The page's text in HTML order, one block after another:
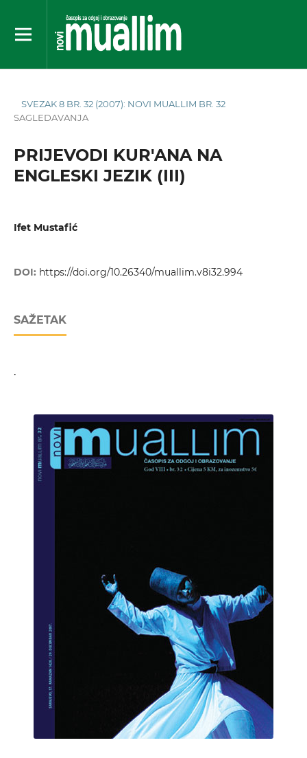
SVEZAK 8 BR. 32 (2007): NOVI MUALLIM BR. 32
SAGLEDAVANJA
PRIJEVODI KUR'ANA NA
ENGLESKI JEZIK (III)
Ifet Mustafić
DOI: https://doi.org/10.26340/muallim.v8i32.994
SAŽETAK
.